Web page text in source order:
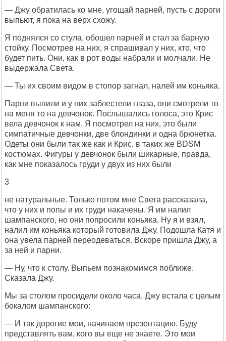
— Джу обратилась ко мне, угощай парней, пусть с дороги
выпьют, я пока на верх схожу.
Я поднялся со стула, обошел парней и стал за барную
стойку. Посмотрев на них, я спрашивал у них, кто, что
будет пить. Они, как в рот воды набрали и молчали. Не
выдержала Света.
— Ты их своим видом в стопор загнал, налей им коньяка.
Парни выпили и у них заблестели глаза, они смотрели то
на меня то на девчонок. Послышались голоса, это Крис
вела девчонок к нам. Я посмотрел на них, это были
симпатичные девчонки, две блондинки и одна брюнетка.
Одеты они были так же как и Крис, в таких же BDSM
костюмах. Фигуры у девчонок были шикарные, правда,
как мне показалось груди у двух из них были
3
не натуральные. Только потом мне Света рассказала,
что у них и попы и их груди накачены. Я им налил
шампанского, но они попросили коньяка. Ну я и взял,
налил им коньяка который готовила Джу. Подошла Катя и
она увела парней переодеваться. Вскоре пришла Джу, а
за ней и парни.
— Ну, что к столу. Выпьем познакомимся поближе.
Сказала Джу.
Мы за столом просидели около часа. Джу встала с целым
бокалом шампанского:
— И так дорогие мои, начинаем презентацию. Буду
представлять вам, кого вы еще не знаете. Это мои